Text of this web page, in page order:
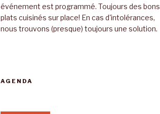
événement est programmé. Toujours des bons
plats cuisinés sur place! En cas d'intolérances,
nous trouvons (presque) toujours une solution.
AGENDA